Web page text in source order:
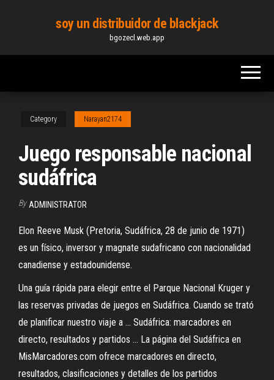
content
soy un distribuidor de blackjack
bgozecl.web.app
Category Narayan2174
Juego responsable nacional
sudáfrica
By ADMINISTRATOR
Elon Reeve Musk (Pretoria, Sudáfrica, 28 de junio de 1971)
es un físico, inversor y magnate sudafricano con nacionalidad
canadiense y estadounidense.
Una guía rápida para elegir entre el Parque Nacional Kruger y
las reservas privadas de juegos en Sudáfrica. Cuando se trató
de planificar nuestro viaje a ... Sudáfrica: marcadores en
directo, resultados y partidos ... La página del Sudáfrica en
MisMarcadores.com ofrece marcadores en directo,
resultados, clasificaciones y detalles de los partidos